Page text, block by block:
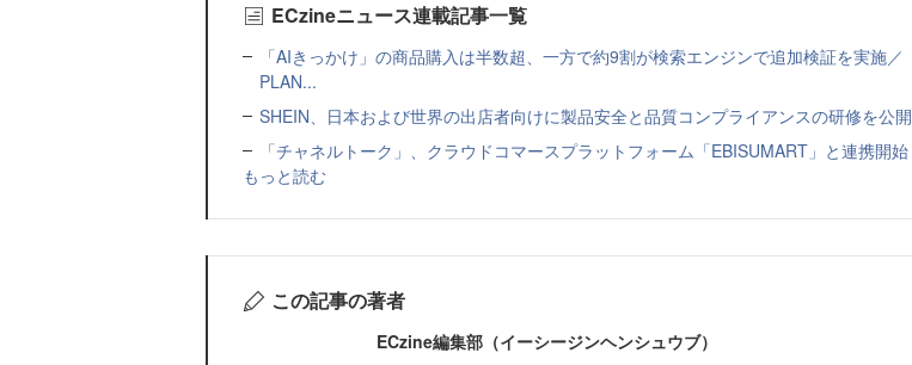
ECzineニュース連載記事一覧
「AIきっかけ」の商品購入は半数超、一方で約9割が検索エンジンで追加検証を実施／
PLAN...
SHEIN、日本および世界の出店者向けに製品安全と品質コンプライアンスの研修を公開
「チャネルトーク」、クラウドコマースプラットフォーム「EBISUMART」と連携開始
もっと読む
この記事の著者
ECzine編集部（イーシージンヘンシュウブ）